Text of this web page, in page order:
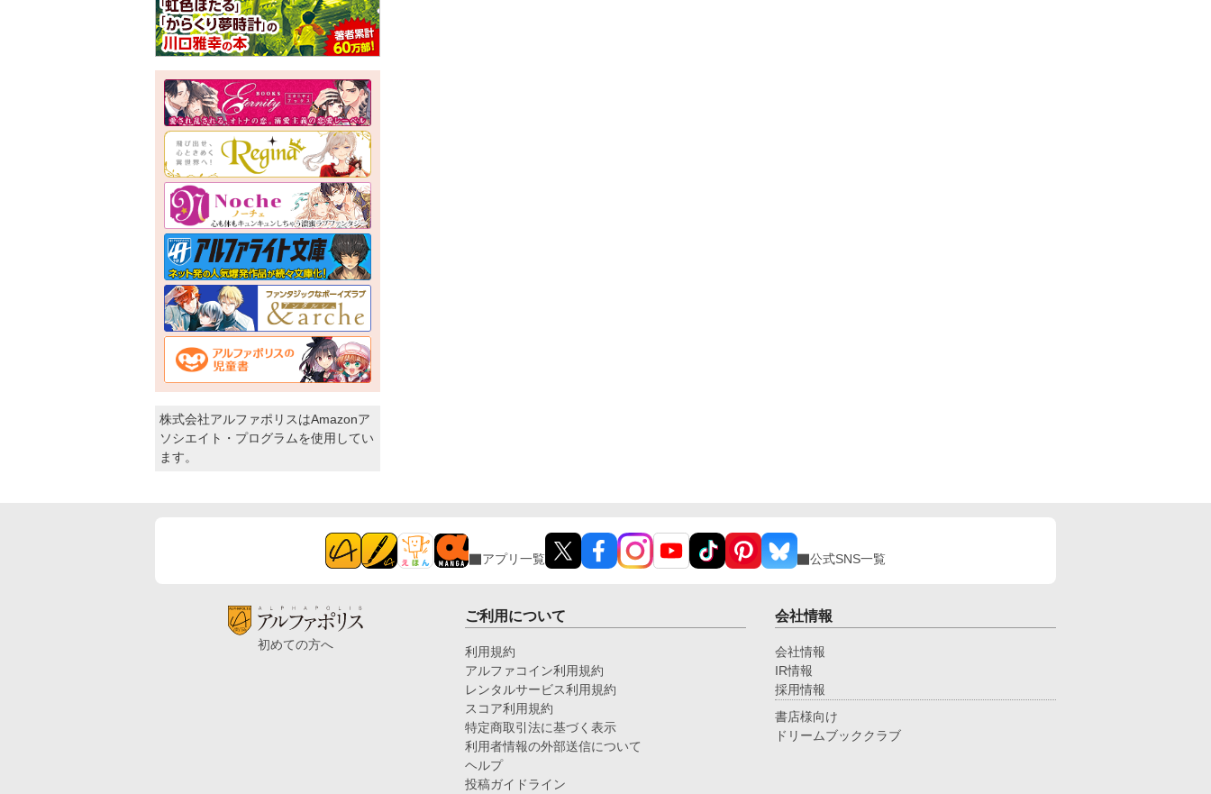
株式会社アルファポリスはAmazonア
ソシエイト・プログラムを使用してい
ます。
アプリ一覧 公式SNS一覧
初めての方へ
ご利用について
利用規約
アルファコイン利用規約
レンタルサービス利用規約
スコア利用規約
特定商取引法に基づく表示
利用者情報の外部送信について
ヘルプ
投稿ガイドライン
会社情報
会社情報
IR情報
採用情報
書店様向け
ドリームブッククラブ